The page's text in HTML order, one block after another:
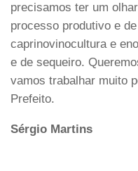
precisamos ter um
processo produtivo e
caprinovinocultura e
e de sequeiro.
vamos trabalhar muito
Prefeito.
Sérgio Martins